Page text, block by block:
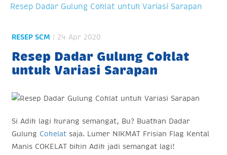
Resep Dadar Gulung Coklat untuk Variasi Sarapan
RESEP SCM | 24 Apr 2020
Resep Dadar Gulung Coklat
untuk Variasi Sarapan
Si Adik lagi kurang semangat, Bu? Buatkan Dadar
Gulung Cokelat saja. Lumer NIKMAT Frisian Flag Kental
Manis COKELAT bikin Adik jadi semangat lagi!